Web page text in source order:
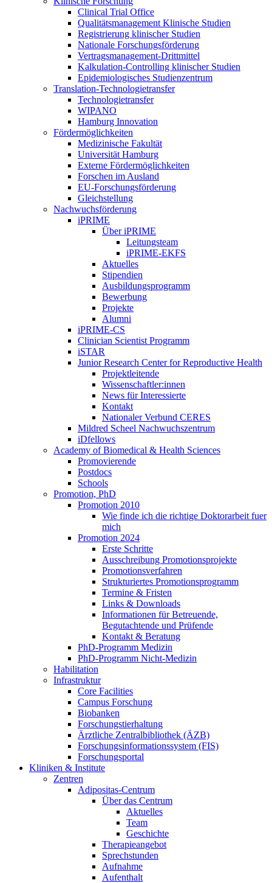
Clinical Trial Office
Qualitätsmanagement Klinische Studien
Registrierung klinischer Studien
Nationale Forschungsförderung
Vertragsmanagement-Drittmittel
Kalkulation-Controlling klinischer Studien
Epidemiologisches Studienzentrum
Translation-Technologietransfer
Technologietransfer
WIPANO
Hamburg Innovation
Fördermöglichkeiten
Medizinische Fakultät
Universität Hamburg
Externe Fördermöglichkeiten
Forschen im Ausland
EU-Forschungsförderung
Gleichstellung
Nachwuchsförderung
iPRIME
Über iPRIME
Leitungsteam
iPRIME-EKFS
Aktuelles
Stipendien
Ausbildungsprogramm
Bewerbung
Projekte
Alumni
iPRIME-CS
Clinician Scientist Programm
iSTAR
Junior Research Center for Reproductive Health
Projektleitende
Wissenschaftler:innen
News für Interessierte
Kontakt
Nationaler Verbund CERES
Mildred Scheel Nachwuchszentrum
iDfellows
Academy of Biomedical & Health Sciences
Promovierende
Postdocs
Schools
Promotion, PhD
Promotion 2010
Wie finde ich die richtige Doktorarbeit fuer
mich
Promotion 2024
Erste Schritte
Ausschreibung Promotionsprojekte
Promotionsverfahren
Strukturiertes Promotionsprogramm
Termine & Fristen
Links & Downloads
Informationen für Betreuende,
Begutachtende und Prüfende
Kontakt & Beratung
PhD-Programm Medizin
PhD-Programm Nicht-Medizin
Habilitation
Infrastruktur
Core Facilities
Campus Forschung
Biobanken
Forschungstierhaltung
Ärztliche Zentralbibliothek (ÄZB)
Forschungsinformationssystem (FIS)
Forschungsportal
Kliniken & Institute
Zentren
Adipositas-Centrum
Über das Centrum
Aktuelles
Team
Geschichte
Therapieangebot
Sprechstunden
Aufnahme
Aufenthalt